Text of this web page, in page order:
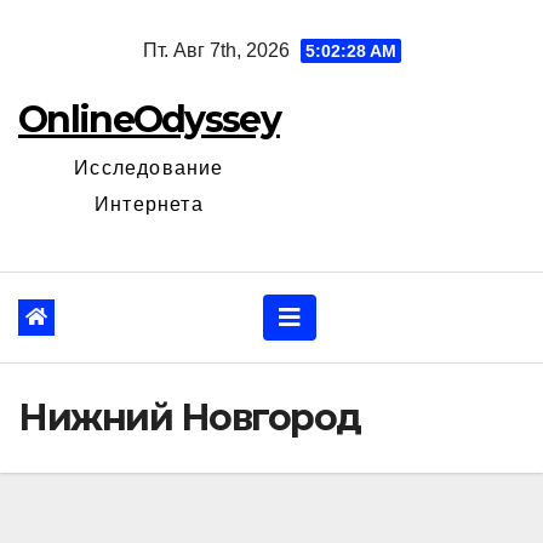
Пт. Авг 7th, 2026 5:02:29 AM
OnlineOdyssey
Исследование
Интернета
Нижний Новгород